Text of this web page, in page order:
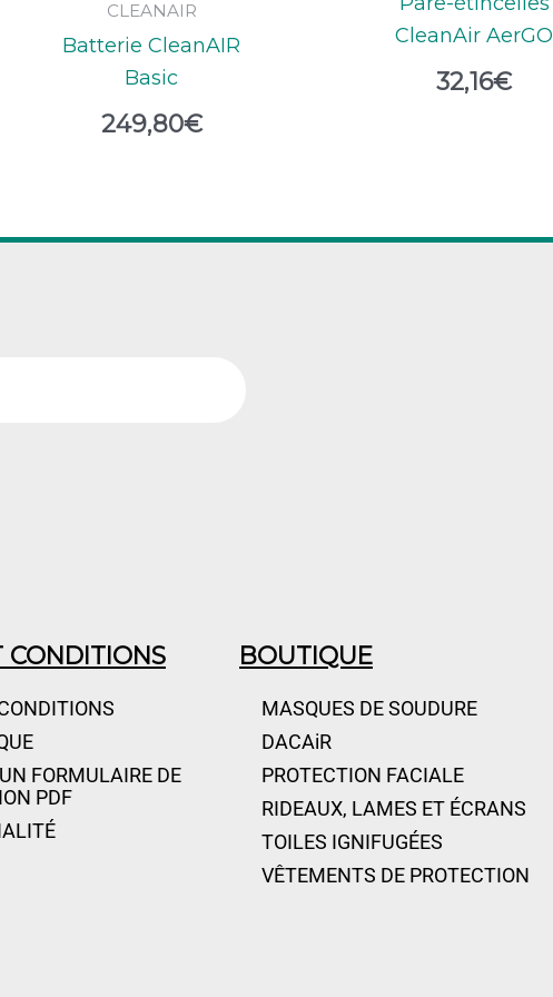
CLEANAIR
Batterie CleanAIR
Basic
249,80€
CleanAir AerGO
32,16€
CONDITIONS
FORMULAIRE DE
PDF
BOUTIQUE
MASQUES DE SOUDURE
DACAiR
PROTECTION FACIALE
RIDEAUX, LAMES ET ÉCRANS
TOILES IGNIFUGÉES
VÊTEMENTS DE PROTECTION